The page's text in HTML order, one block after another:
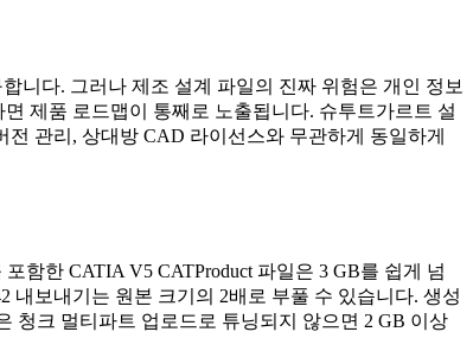
니다. 그러나 제조 설계 파일의 진짜 위험은 개인 정보
제품 로드맵이 통째로 노출됩니다. 슈투트가르트 설
관리, 상대방 CAD 라이선스와 무관하게 동일하게
함한 CATIA V5 CATProduct 파일은 3 GB를 쉽게 넘
내보내기는 원본 크기의 2배로 부풀 수 있습니다. 생성
청크 멀티파트 업로드로 튜닝되지 않으면 2 GB 이상